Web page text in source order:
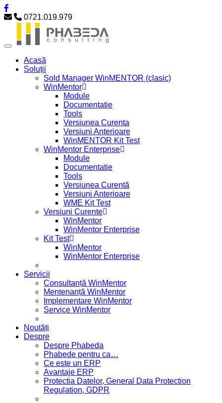
0721.019.979
Acasă
Soluții
Sold Manager WinMENTOR (clasic)
WinMentor
Module
Documentatie
Tools
Versiunea Curenta
Versiuni Anterioare
WinMENTOR Kit Test
WinMentor Enterprise
Module
Documentatie
Tools
Versiunea Curentă
Versiuni Anterioare
WME Kit Test
Versiuni Curente
WinMentor
WinMentor Enterprise
Kit Test
WinMentor
WinMentor Enterprise
Servicii
Consultanță WinMentor
Mentenanță WinMentor
Implementare WinMentor
Service WinMentor
Noutăți
Despre
Despre Phabeda
Phabede pentru ca…
Ce este un ERP
Avantaje ERP
Protectia Datelor, General Data Protection
Regulation, GDPR